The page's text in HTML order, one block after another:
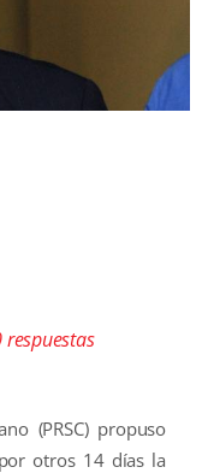
respuestas
(PRSC) propuso
otros 14 días la